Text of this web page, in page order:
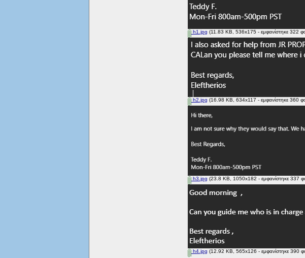
h1.jpg (11.83 KB, 536x175 - εμφανίστηκε 322
h2.jpg (16.98 KB, 634x117 - εμφανίστηκε 360
h3.jpg (23.8 KB, 1050x182 - εμφανίστηκε 337
h4.jpg (12.92 KB, 565x126 - εμφανίστηκε 390